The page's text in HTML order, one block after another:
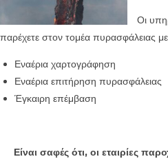
Οι
παρέχετε στον τομέα πυρασφάλειας με
Εναέρια χαρτογράφηση
Εναέρια επιτήρηση πυρασφάλειας
Έγκαιρη επέμβαση
Είναι σαφές ότι, οι εταιρίες